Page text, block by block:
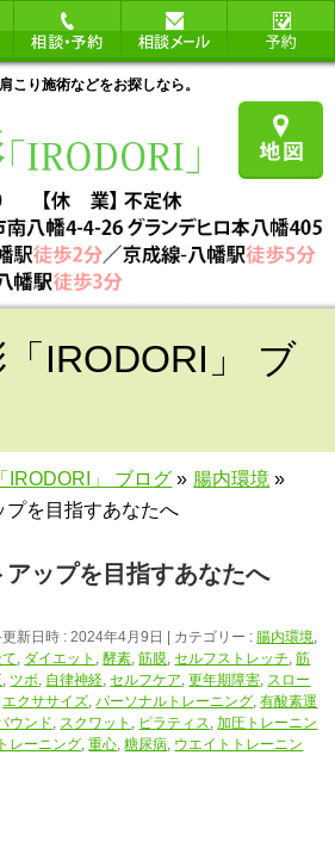
こり施術などをお探しなら。
IRODORI」 ブ
」 ブログ » 腸内環境 »
プを目指すあなたへ
アップを目指すあなたへ
新日時 : 2024年4月9日 カテゴリー : 腸内環境,
, ダイエット ,酵素,筋膜,セルフストレッチ,筋
, ツボ, 自律神経,セルフケア,更年期障害, スロー
エクササイズ,パーソナルトレーニング,有酸素運
ウンド, スクワット , ピラティス,加圧トレーニン
レーニング,重心,糖尿病, ウエイトトレーニン